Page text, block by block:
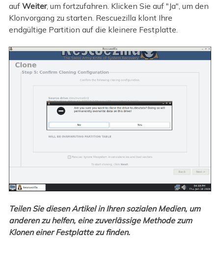
auf Weiter, um fortzufahren. Klicken Sie auf "Ja", um den
Klonvorgang zu starten. Rescuezilla klont Ihre
endgültige Partition auf die kleinere Festplatte.
Teilen Sie diesen Artikel in Ihren sozialen Medien, um
anderen zu helfen, eine zuverlässige Methode zum
Klonen einer Festplatte zu finden.